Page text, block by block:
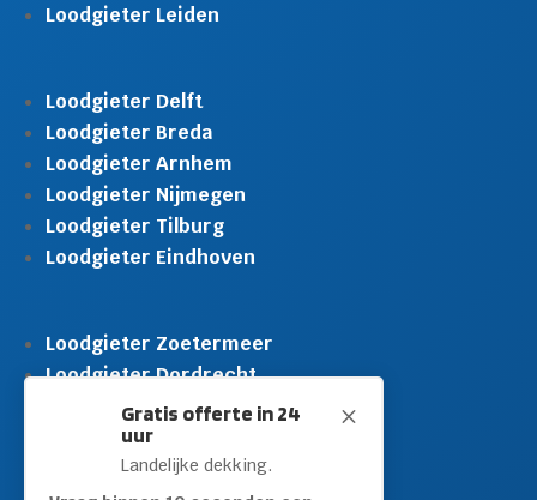
M
Gratis offerte in 24
uur
Landelijke dekking.
Loodgieter Leiden
Loodgieter Delft
Loodgieter Breda
Loodgieter Arnhem
Loodgieter Nijmegen
Loodgieter Tilburg
Loodgieter Eindhoven
Loodgieter Zoetermeer
Loodgieter Dordrecht
Loodgieter Rijswijk
Loodgieter Schiedam
Loodgieter Leidschendam